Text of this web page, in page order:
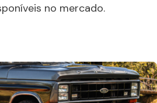
no mercado.